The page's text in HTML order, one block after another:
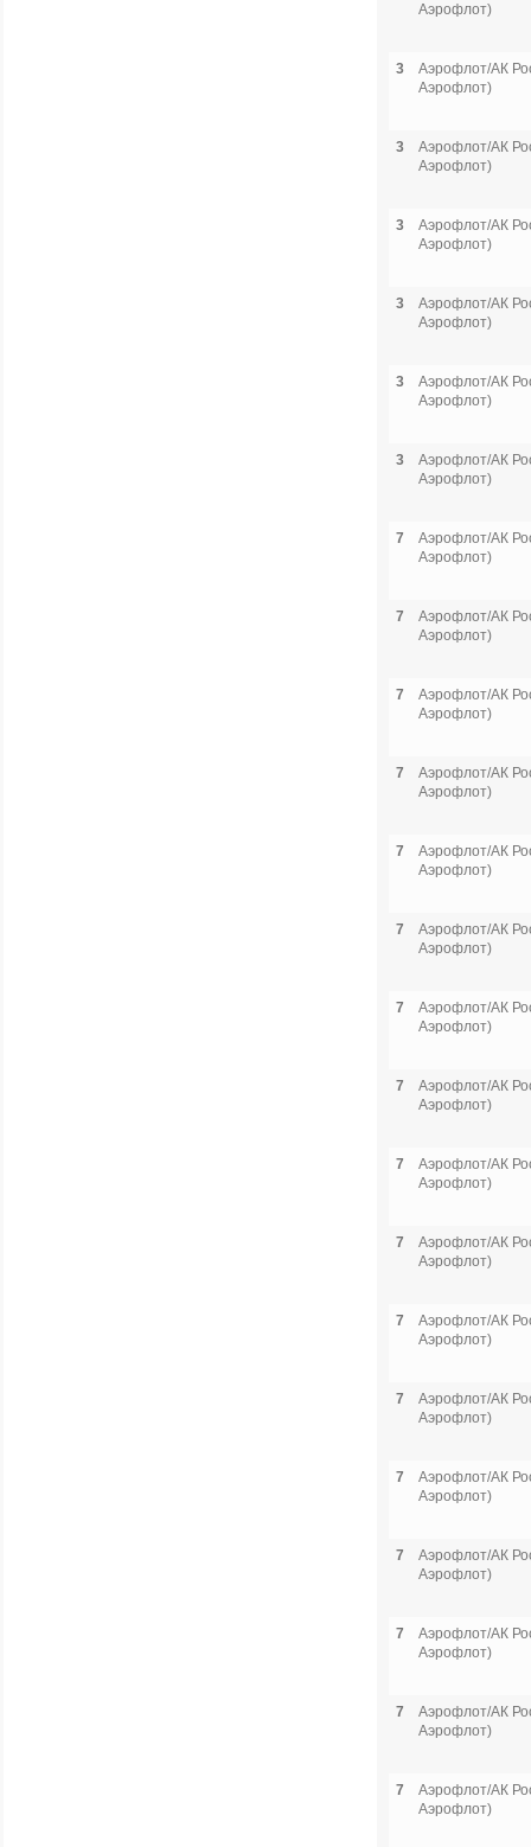
Аэрофлот)
3
Аэрофлот/АК
Аэрофлот)
3
Аэрофлот/АК
Аэрофлот)
3
Аэрофлот/АК
Аэрофлот)
3
Аэрофлот/АК
Аэрофлот)
3
Аэрофлот/АК
Аэрофлот)
3
Аэрофлот/АК
Аэрофлот)
7
Аэрофлот/АК
Аэрофлот)
7
Аэрофлот/АК
Аэрофлот)
7
Аэрофлот/АК
Аэрофлот)
7
Аэрофлот/АК
Аэрофлот)
7
Аэрофлот/АК
Аэрофлот)
7
Аэрофлот/АК
Аэрофлот)
7
Аэрофлот/АК
Аэрофлот)
7
Аэрофлот/АК
Аэрофлот)
7
Аэрофлот/АК
Аэрофлот)
7
Аэрофлот/АК
Аэрофлот)
7
Аэрофлот/АК
Аэрофлот)
7
Аэрофлот/АК
Аэрофлот)
7
Аэрофлот/АК
Аэрофлот)
7
Аэрофлот/АК
Аэрофлот)
7
Аэрофлот/АК
Аэрофлот)
7
Аэрофлот/АК
Аэрофлот)
7
Аэрофлот/АК
Аэрофлот)